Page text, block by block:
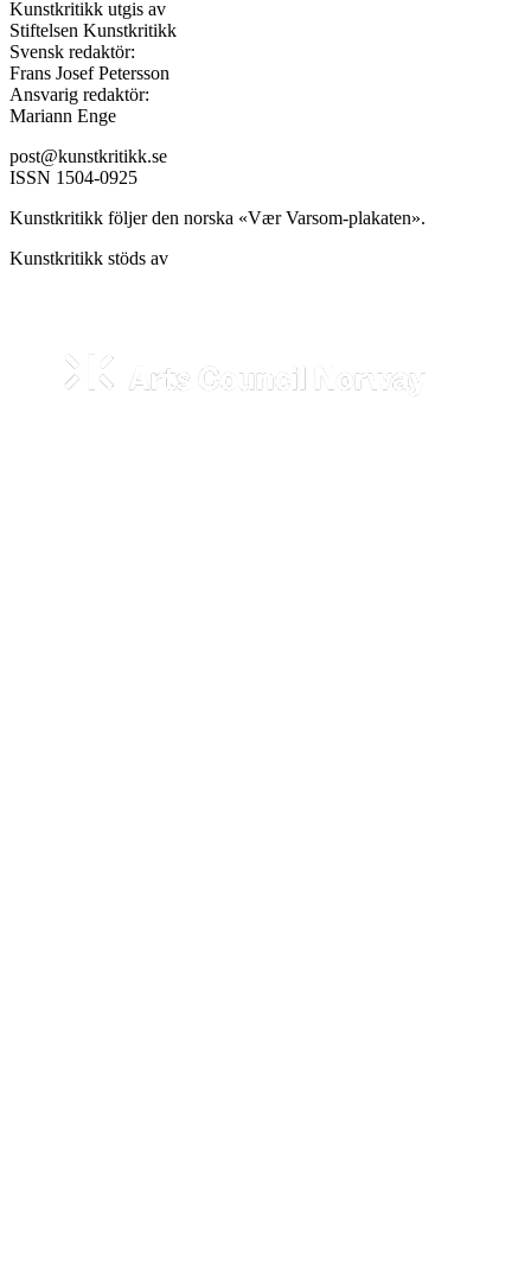
Kunstkritikk utgis av
Stiftelsen Kunstkritikk
Svensk redaktör:
Frans Josef Petersson
Ansvarig redaktör:
Mariann Enge
post@kunstkritikk.se
ISSN 1504-0925
Kunstkritikk följer den norska «Vær Varsom-plakaten».
Kunstkritikk stöds av